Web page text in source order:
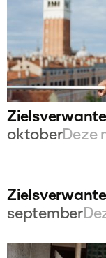
oktoberDeze
september